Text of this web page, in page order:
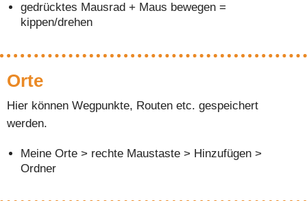
gedrücktes Mausrad + Maus bewegen =
kippen/drehen
Orte
Hier können Wegpunkte, Routen etc. gespeichert
werden.
Meine Orte > rechte Maustaste > Hinzufügen >
Ordner